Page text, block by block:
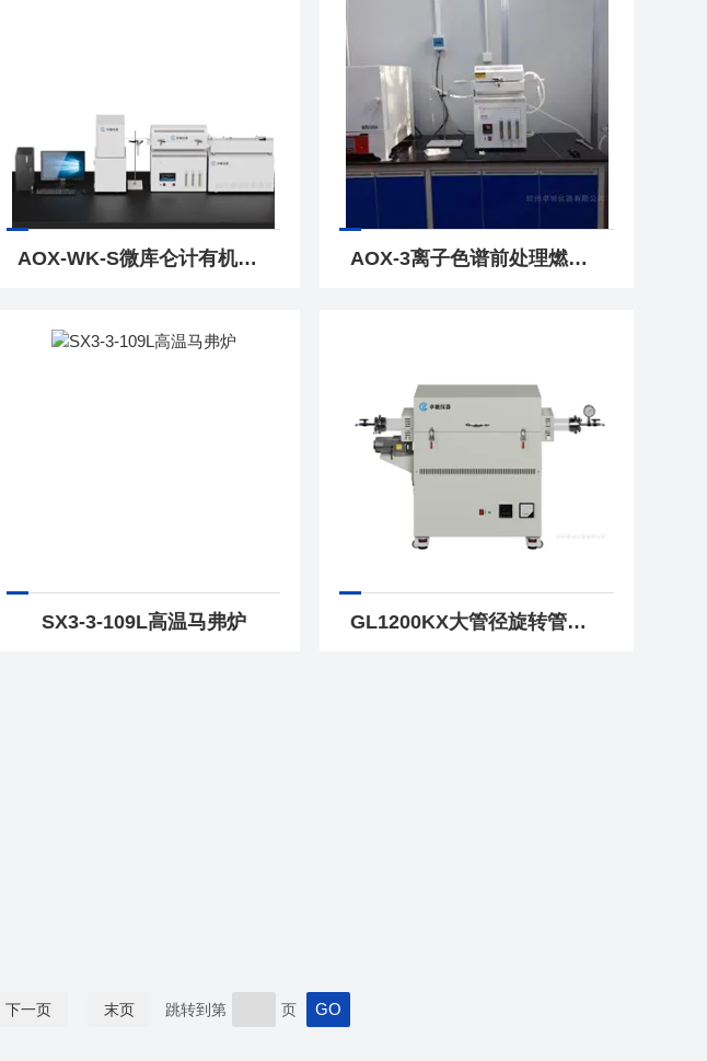
AOX-WK-S微库仑计有机卤素分析仪水质HJ1214-2021 AOX-3离子色谱前处理燃烧炉水质标准83-2001
SX3-3-109L高温马弗炉 GL1200KX大管径旋转管式炉
下一页 末页 跳转到第 页